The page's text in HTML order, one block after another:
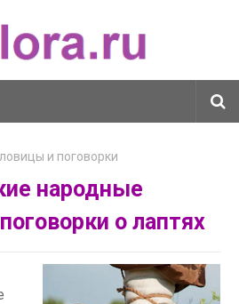
и поговорки
народные
о лаптях